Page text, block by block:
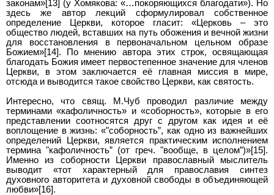
законам»[13] (у Хомякова: «…покоряющихся благодати»). Но
здесь же автор лекций сформулировал собственное
определение Церкви, которое гласит: «Церковь – это
общество людей, вставших на путь обожения и вечной жизни
для восстановления в первоначальном цельном образе
Божием»[14]. По мнению автора этих строк, освящающая
благодать Божия имеет первостепенное значение для членов
Церкви, в этом заключается её главная миссия в мире,
отсюда и выводится такое свойство Церкви, как святость.
Интересно, что свящ. М.Чуб проводил различие между
терминами «кафоличность» и «соборность», которые в его
представлении соотносятся друг с другом как идея и её
воплощение в жизнь: «"соборность”, как одно из важнейших
определений Церкви, является практическим исполнением
термина "кафоличность” (от греч. "вообще, в целом”)»[15].
Именно из соборности Церкви православный мыслитель
выводит «тот характерный для православия синтез
духовного авторитета и духовной свободы в объединяющей
любви»[16].